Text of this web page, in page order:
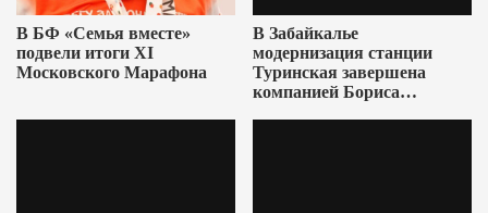
В БФ «Семья вместе»
подвели итоги XI
Московского Марафона
В Забайкалье
модернизация станции
Туринская завершена
компанией Бориса